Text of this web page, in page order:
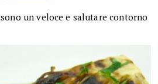
sono un veloce e salutare contorno